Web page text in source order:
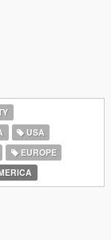
USA
EUROPE